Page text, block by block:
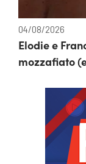
04/08/2026
Elodie e
mozzafiato